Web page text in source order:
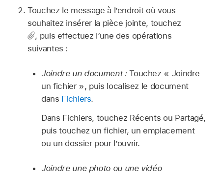
Touchez le message à l’endroit où vous
souhaitez insérer la pièce jointe, touchez
, puis effectuez l’une des opérations
suivantes :
Joindre un document :Touchez « Joindre
un fichier », puis localisez le document
dans Fichiers.
Dans Fichiers, touchez Récents ou Partagé,
puis touchez un fichier, un emplacement
ou un dossier pour l’ouvrir.
Joindre une photo ou une vidéo